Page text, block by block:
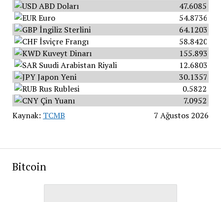
ABD Doları
47.6085
Euro
54.8736
İngiliz Sterlini
64.1203
İsviçre Frangı
58.8420
Kuveyt Dinarı
155.8934
Suudi Arabistan Riyali
12.6803
Japon Yeni
30.1357
Rus Rublesi
0.5822
Çin Yuanı
7.0952
Kaynak: TCMB 7 Ağustos 2026
Bitcoin